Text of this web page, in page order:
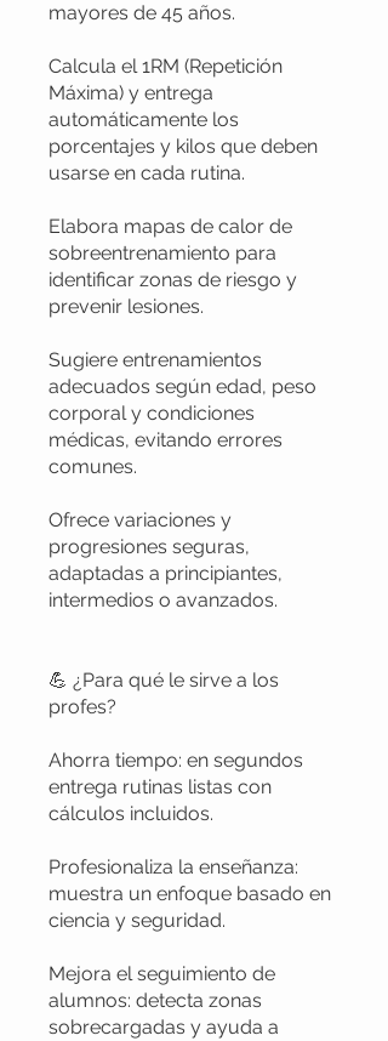
mayores de 45 años.
Calcula el 1RM (Repetición
Máxima) y entrega
automáticamente los
porcentajes y kilos que deben
usarse en cada rutina.
Elabora mapas de calor de
sobreentrenamiento para
identificar zonas de riesgo y
prevenir lesiones.
Sugiere entrenamientos
adecuados según edad, peso
corporal y condiciones
médicas, evitando errores
comunes.
Ofrece variaciones y
progresiones seguras,
adaptadas a principiantes,
intermedios o avanzados.
💪 ¿Para qué le sirve a los
profes?
Ahorra tiempo: en segundos
entrega rutinas listas con
cálculos incluidos.
Profesionaliza la enseñanza:
muestra un enfoque basado en
ciencia y seguridad.
Mejora el seguimiento de
alumnos: detecta zonas
sobrecargadas y ayuda a